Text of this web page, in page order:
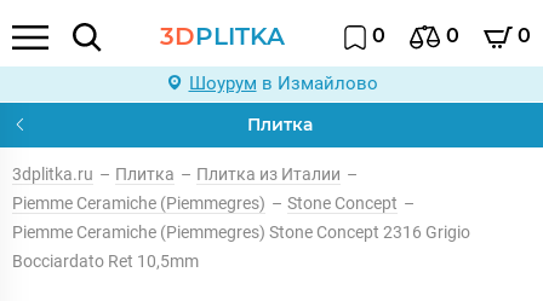
3DPLITKA 0 0 0
Шоурум в Измайлово
Плитка
3dplitka.ru – Плитка – Плитка из Италии –
Piemme Ceramiche (Piemmegres) – Stone Concept –
Piemme Ceramiche (Piemmegres) Stone Concept 2316 Grigio
Bocciardato Ret 10,5mm